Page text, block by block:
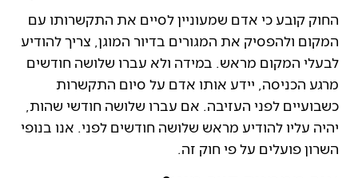
החוק קובע כי אדם שמעוניין לסיים את התקשרותו עם
המקום ולהפסיק את המגורים בדיור המוגן, צריך להודיע
לבעלי המקום מראש. במידה ולא עברו שלושה חודשים
מרגע הכניסה, יידע אותו אדם על סיום התקשרות
כשבועיים לפני העזיבה. אם עברו שלושה חודשי שהות,
יהיה עליו להודיע מראש שלושה חודשים לפני. אנו בנופי
השרון פועלים על פי חוק זה.